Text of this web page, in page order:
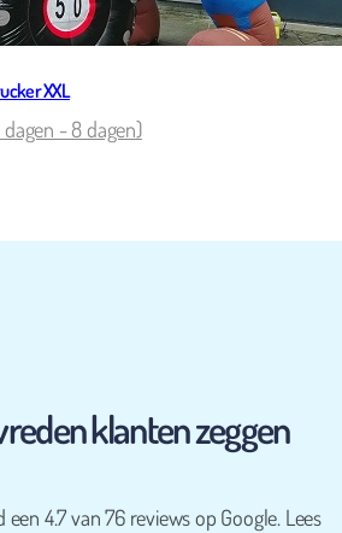
XXL
dagen - 8 dagen)
klanten zeggen
4.7 van 76 reviews op Google. Lees